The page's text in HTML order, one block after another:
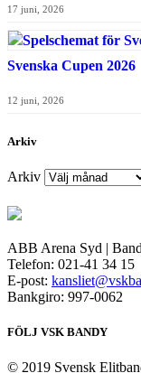
17 juni, 2026
Svenska Cupen 2026
12 juni, 2026
Arkiv
Arkiv
ABB Arena Syd |
Telefon: 021-41 34 15
E-post:
Bankgiro: 997-0062
FÖLJ VSK BANDY
© 2019 Svensk